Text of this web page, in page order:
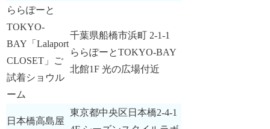
ららぽーと
TOKYO-
BAY「Lalaport
CLOSET」ご
試着ショウル
ーム
千葉県船橋市浜町 2-1-1
ららぽーとTOKYO-BAY
北館1F 光の広場付近
日本橋高島屋
東京都中央区日本橋2-4-1